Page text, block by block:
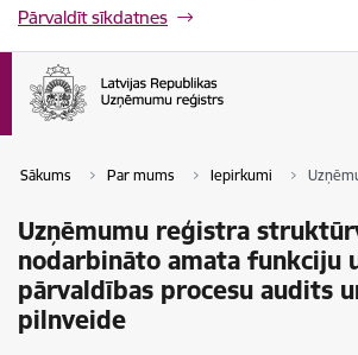
Pārvaldīt sīkdatnes
Sākums Par mums Iepirkumi
Uzņēmumu reģistra
nodarbināto amata funkciju
pārvaldības procesu audits
pilnveide